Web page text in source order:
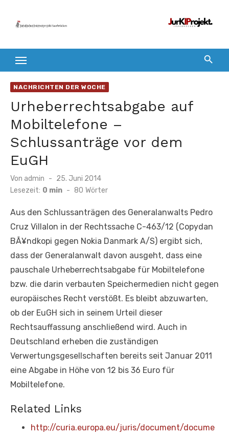
Inhalt
NACHRICHTEN DER WOCHE
Urheberrechtsabgabe auf
Mobiltelefone –
Schlussanträge vor dem
EuGH
Von admin
Veröffentlicht
am
25. Juni 2014
Lesezeit: 0 min - 80 Wörter
Aus den Schlussanträgen des Generalanwalts Pedro
Cruz Villalon in der Rechtssache C-463/12 (Copydan
BÃ¥ndkopi gegen Nokia Danmark A/S) ergibt sich,
dass der Generalanwalt davon ausgeht, dass eine
pauschale Urheberrechtsabgabe für Mobiltelefone
bzw. die darin verbauten Speichermedien nicht gegen
europäisches Recht verstößt. Es bleibt abzuwarten,
ob der EuGH sich in seinem Urteil dieser
Rechtsauffassung anschließend wird. Auch in
Deutschland erheben die zuständigen
Verwertungsgesellschaften bereits seit Januar 2011
eine Abgabe in Höhe von 12 bis 36 Euro für
Mobiltelefone.
Related Links
http://curia.europa.eu/juris/document/docume